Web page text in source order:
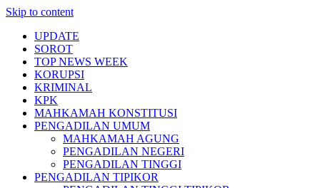
Skip to content
UPDATE
SOROT
TOP NEWS WEEK
KORUPSI
KRIMINAL
KPK
MAHKAMAH KONSTITUSI
PENGADILAN UMUM
MAHKAMAH AGUNG
PENGADILAN NEGERI
PENGADILAN TINGGI
PENGADILAN TIPIKOR